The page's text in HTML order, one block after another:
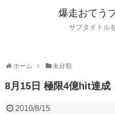
爆走おてう
サブタイトル
ホーム 未分類
8月15日 極限4億hit達成
2010/8/15